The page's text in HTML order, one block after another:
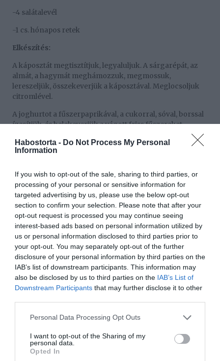
Habostorta - Do Not Process My Personal
Information
If you wish to opt-out of the sale, sharing to third parties, or
processing of your personal or sensitive information for
targeted advertising by us, please use the below opt-out
section to confirm your selection. Please note that after your
opt-out request is processed you may continue seeing
interest-based ads based on personal information utilized by
us or personal information disclosed to third parties prior to
your opt-out. You may separately opt-out of the further
disclosure of your personal information by third parties on the
IAB’s list of downstream participants. This information may
also be disclosed by us to third parties on the IAB’s List of
Downstream Participants that may further disclose it to other
Please note that this website/app uses one or more Google
not limited to your visit or usage behaviour. You may click to
grant or deny consent to Google and its third-party tags to
use your data for below specified purposes in below Google
Personal Data Processing Opt Outs
I want to opt-out of the Sharing of my
personal data.
Opted In
-4 salátalevél
-1 cs. hónapos retek
Elkészítés:
A káposztát megtisztítjuk, legyaluljuk. A sárgarépát, az
almát, a hagymát meghámozzuk, megmossuk,
lereszeljük, összekeverjük a káposztával. Meglocsoljuk
citromlével.
A joghurtot a fűszerpaprikával, a cukorral, sóval, borssal
ízesítjük, és belekeverjük a vágott friss fűszereket.
Összeforgatjuk a káposztával. Behűtjük, hogy alaposan
összeérjenek az ízek. A salátaleveleket leöblítjük, tálra
rendezzük, erre tálaljuk a vegyes salátát. A felszeletelt
Munka: kb. 30 perc
Fogyasztható: kb. 1 óra múlva
1 adag: 122 kalória
Szénhidrát: 19,4 g
Kalcium: 141 mg
Megosztás: Facebook Twitter Pinterest
kismama,saláta
Korábbi bejegyzések Következő bejegyzés